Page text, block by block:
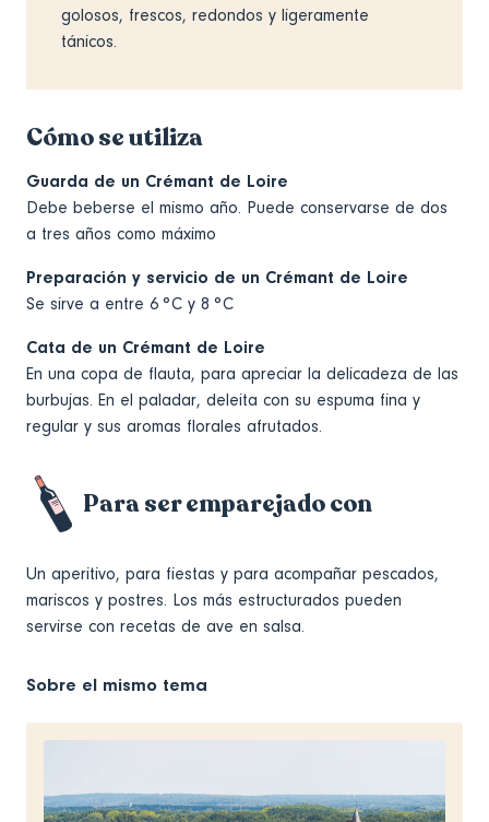
golosos, frescos, redondos y ligeramente
tánicos.
Cómo se utiliza
Guarda de un Crémant de Loire
Debe beberse el mismo año. Puede conservarse de dos
a tres años como máximo
Preparación y servicio de un Crémant de Loire
Se sirve a entre 6 °C y 8 °C
Cata de un Crémant de Loire
En una copa de flauta, para apreciar la delicadeza de las
burbujas. En el paladar, deleita con su espuma fina y
regular y sus aromas florales afrutados.
Para ser emparejado con
Un aperitivo, para fiestas y para acompañar pescados,
mariscos y postres. Los más estructurados pueden
servirse con recetas de ave en salsa.
Sobre el mismo tema